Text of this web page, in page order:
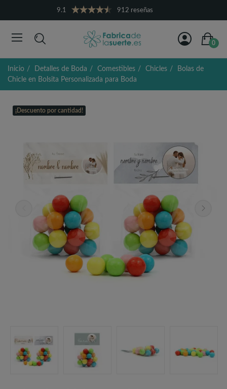
9.1 912 reseñas
0
Inicio Detalles de Boda Comestibles Chicles
Bolas de
Chicle en Bolsita Personalizada para Boda
¡Descuento por cantidad!